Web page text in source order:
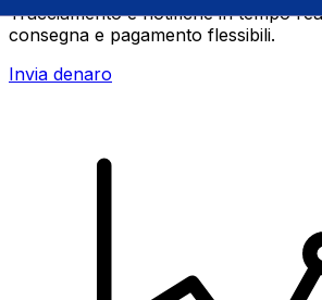
Tracciamento e notifiche in tempo
consegna e pagamento flessibili.
Invia denaro